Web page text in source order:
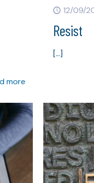
more
12/09/
Resist
[…]